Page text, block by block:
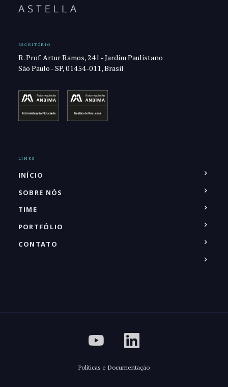
ESCRITÓRIO
R. Prof. Artur Ramos, 241 - Jardim Paulistano
São Paulo - SP, 01454-011, Brasil
LINKS
INÍCIO
SOBRE NÓS
TIME
PORTFÓLIO
CONTATO
Políticas e Documentação